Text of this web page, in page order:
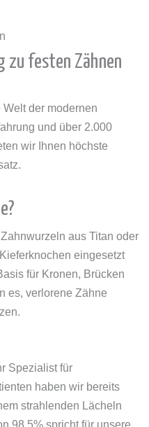
zu festen Zähnen
der modernen
und über 2.000
wir Ihnen höchste
aus Titan oder
eingesetzt
für Kronen, Brücken
es, verlorene Zähne
Spezialist für
haben wir bereits
strahlenden Lächeln
98,5% spricht für unsere